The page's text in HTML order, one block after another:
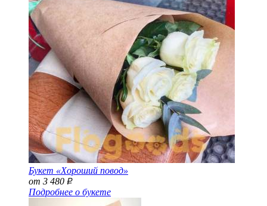
Букет «Хороший повод»
от 3 480 Р
Подробнее о букете